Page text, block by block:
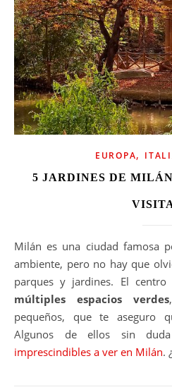
EUROPA,
5 JARDINES DE
Milán es una ciudad famosa por sus edificios, iglesias y
ambiente, pero no hay que
parques y jardines. El
múltiples espacios verdes
pequeños, que te aseguro
Algunos de ellos sin
imprescindibles a ver en Milán.